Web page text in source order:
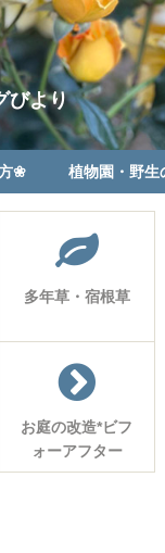
びより
❀ 植物園・野生
多年草・宿根草
お庭の改造*ビフ
ォーアフター